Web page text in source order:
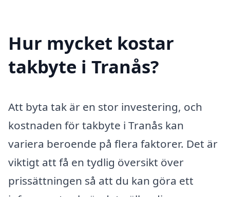
Hur mycket kostar
takbyte i Tranås?
Att byta tak är en stor investering, och
kostnaden för takbyte i Tranås kan
variera beroende på flera faktorer. Det är
viktigt att få en tydlig översikt över
prissättningen så att du kan göra ett